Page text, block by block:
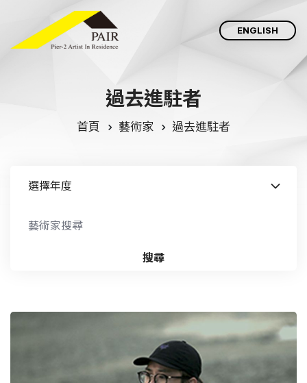
ENGLISH
過去進駐者
首頁 藝術家 過去進駐者
搜尋